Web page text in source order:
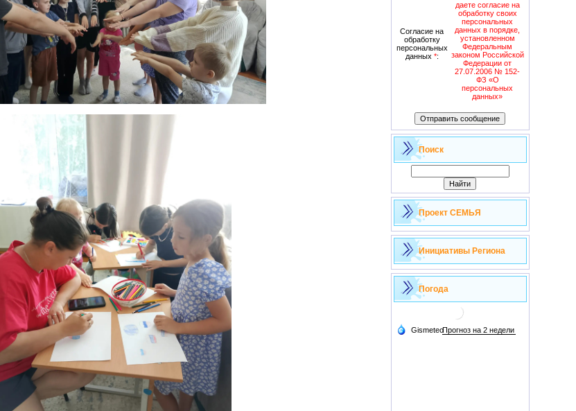
Согласие на
обработку
персональных
данных *:
даете согласие на
обработку своих
персональных
данных в порядке,
установленном
Федеральным
законом Российской
Федерации от
27.07.2006 № 152-
ФЗ «О
персональных
данных»
Поиск
Проект СЕМЬЯ
Инициативы Региона
Погода